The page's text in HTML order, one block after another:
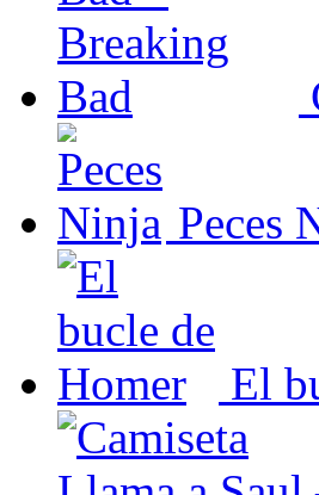
Peces
El